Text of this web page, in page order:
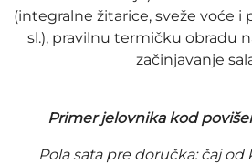
(integralne žitarice, sveže voće i
sl.), pravilnu termičku obradu
začinjavanje
Primer jelovnika kod
Pola sata pre doručka: čaj od